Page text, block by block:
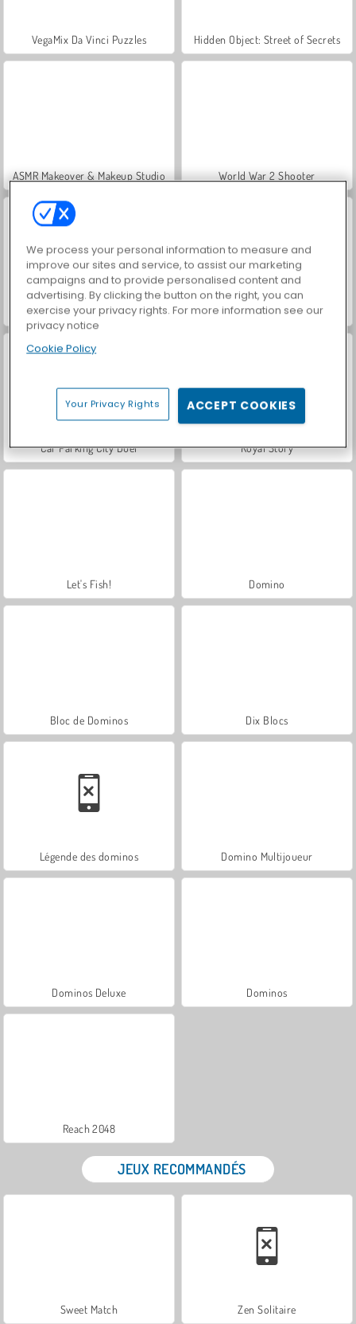
VegaMix Da Vinci Puzzles Hidden Object: Street of Secrets
ASMR Makeover & Makeup Studio World War 2 Shooter
Farm Merge Valley Casino World
Car Parking City Duel Royal Story
Let's Fish! Domino
Bloc de Dominos Dix Blocs
Légende des dominos Domino Multijoueur
Dominos Deluxe Dominos
Reach 2048
JEUX RECOMMANDÉS
Sweet Match Zen Solitaire
We process your personal information to measure and
improve our sites and service, to assist our marketing
campaigns and to provide personalised content and
advertising. By clicking the button on the right, you can
exercise your privacy rights. For more information see our
privacy notice
Cookie Policy
Your Privacy Rights ACCEPT COOKIES